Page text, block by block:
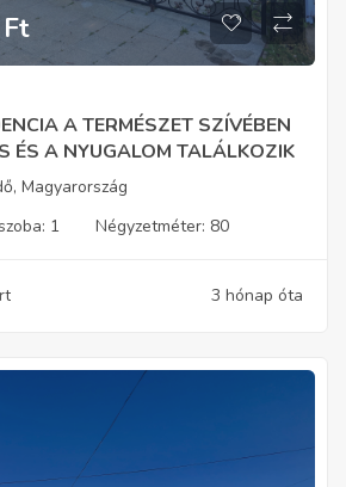
Ft
A TERMÉSZET SZÍVÉBEN
ÉS A NYUGALOM TALÁLKOZIK
Magyarország
1 Négyzetméter: 80
3 hónap óta